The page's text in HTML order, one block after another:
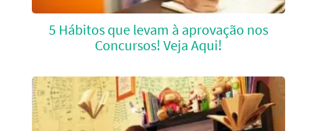
5 Hábitos que levam à aprovação nos
Concursos! Veja Aqui!